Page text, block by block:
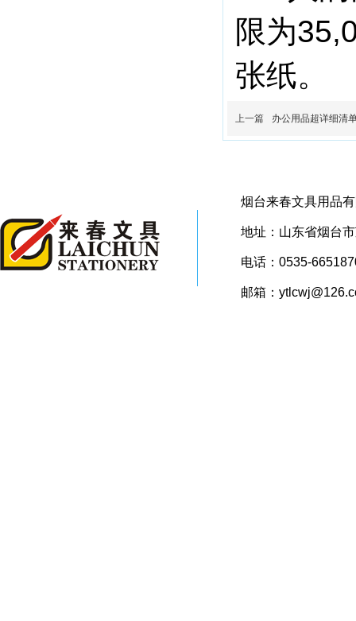
限为
张纸。
上一篇 办公用品超详细清
烟台来春文具用品
地址：山东省烟台
电话：0535-
邮箱：